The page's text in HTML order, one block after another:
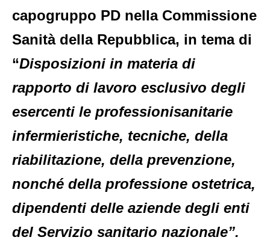
capogruppo PD nella Commissione
Sanità della Repubblica, in tema di
“Disposizioni in materia di
rapporto di lavoro esclusivo degli
esercenti le professionisanitarie
infermieristiche, tecniche, della
riabilitazione, della prevenzione,
nonché della professione ostetrica,
dipendenti delle aziende degli enti
del Servizio sanitario nazionale”.